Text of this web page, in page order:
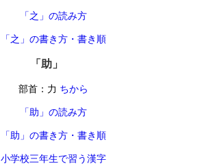
「之」の読み方
「之」の書き方・書き順
「助」
部首：力 ちから
「助」の読み方
「助」の書き方・書き順
小学校三年生で習う漢字